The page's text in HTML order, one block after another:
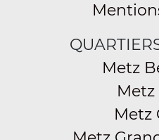
Metz
Metz